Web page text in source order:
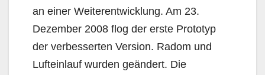
an einer Weiterentwicklung. Am 23.
Dezember 2008 flog der erste Prototyp
der verbesserten Version. Radom und
Lufteinlauf wurden geändert. Die